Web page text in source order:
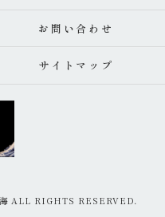
お問い合わせ
サイトマップ
ALL RIGHTS RESERVED.